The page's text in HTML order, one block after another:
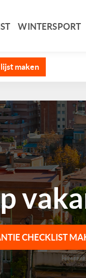
WINTERSPORT
maken
CHECKLIST